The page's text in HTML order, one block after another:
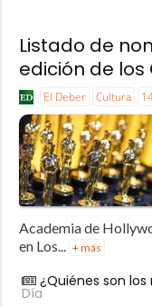
Listado de
edición de los
El Deber Cultura
Academia de
en Los... + más
¿Quiénes son
Día